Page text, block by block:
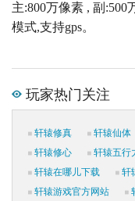
主:800万像素 , 副
模式,支持gps。
玩家热门关注
轩辕修真 轩辕仙体
轩辕修心
轩辕五行
轩辕在哪儿下载
轩
轩辕游戏官方网站